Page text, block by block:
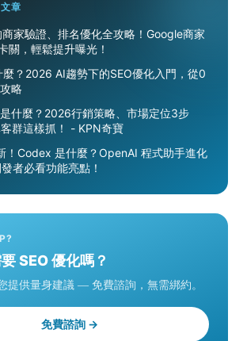
章
家驗證、排名優化全攻略！Google商家
關，輕鬆提升曝光！
麼？2026 AI趨勢下的SEO優化入門，從0
略
什麼？2026行銷策略、市場定位3步
群這樣抓！ - KPN奇寶
！Codex 是什麼？OpenAI 程式助手進化
者必看功能亮點！
SEO 優化嗎？
提供量身建議 — 免費諮詢，無需綁約。
免費諮詢 →